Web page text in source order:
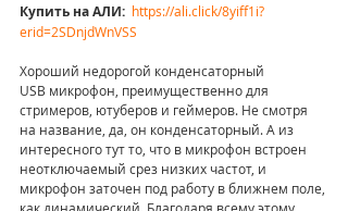
Купить на АЛИ: https://ali.click/8yiff1i?
erid=2SDnjdWnVSS
Хороший недорогой конденсаторный
USB микрофон, преимущественно для
стримеров, ютуберов и геймеров. Не смотря
на название, да, он конденсаторный. А из
интересного тут то, что в микрофон встроен
неотключаемый срез низких частот, и
микрофон заточен под работу в ближнем поле,